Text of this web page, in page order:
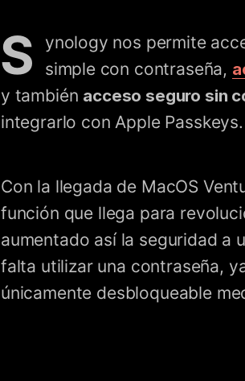
S
ynology nos permite
simple con contraseña,
y también acceso seguro sin
integrarlo con Apple Passkeys.
Con la llegada de MacOS
función que llega para
aumentado así la seguridad a
falta utilizar una contraseña,
únicamente desbloqueable